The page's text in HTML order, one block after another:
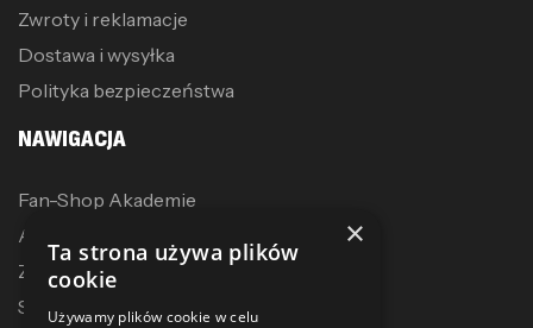
Zwroty i reklamacje
Dostawa i wysyłka
Polityka bezpieczeństwa
NAWIGACJA
Fan-Shop Akademie
Akcesoria treningowe
Zostań dystrybutorem
Sublimacja
×
Ta strona używa plików
cookie
Używamy plików cookie w celu